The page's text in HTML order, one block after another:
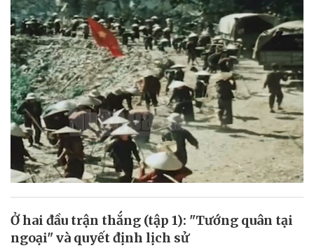
Ở hai đầu trận thắng (tập 1): "Tướng quân tại
ngoại" và quyết định lịch sử